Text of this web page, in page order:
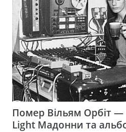
Помер Вільям Орбіт
Light Мадонни та